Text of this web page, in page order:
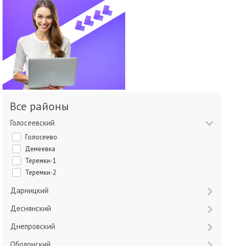
Все районы
Голосеевский
Голосеево
Демеевка
Теремки-1
Теремки-2
Дарницкий
Деснянский
Днепровский